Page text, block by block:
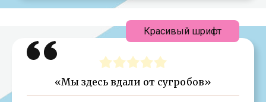
«Мы здесь вдали от сугробов»
Красивый шрифт